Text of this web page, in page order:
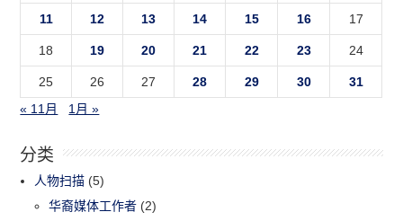
11 12 13 14 15 16 17
18 19 20 21 22 23 24
25 26 27 28 29 30
31
« 11月
1月 »
分类
人物扫描 (5)
华裔媒体工作者 (2)